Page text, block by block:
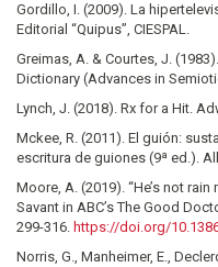
Gordillo, I. (2009). La
Editorial “Quipus”, CIESPAL.
Greimas, A. & Courtes, J.
Dictionary (Advances in
Lynch, J. (2018). Rx for a Hit.
Mckee, R. (2011). El guión:
escritura de guiones (9ª ed.).
Moore, A. (2019). “He’s not
Savant in ABC’s The Good
299-316. https://doi.org/
Norris, G., Manheimer, E.,